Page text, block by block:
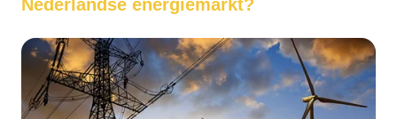
Nederlandse energiemarkt?